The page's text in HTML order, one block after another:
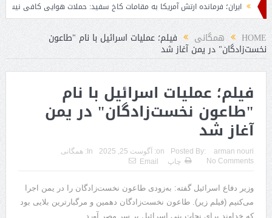
ایران؛ فرمانده ارتش آمریکا به مقامات کاخ سفید: حملات هوایی کافی نیست
HOME همگانی فیلم؛ عملیات اسرائیل با نام "طاعون
نخست‌زادگان" در یمن آغاز شد
فیلم؛ عملیات اسرائیل با نام
"طاعون نخست‌زادگان" در یمن
آغاز شد
Posted By: arman nouri
on: آگوست 25, 2025 In: همگانی
No Comments
چاپ Email
وزیر دفاع اسرائیل گفته: به‌زودی طاعون نخست‌زادگان را در یمن اجرا
می‌کنیم (فیلم زیر). طاعون نخست‌زادگان دهمین و مرگبارترین بلایی بود
که خداوند برای نجات بنی اسرائیل بر سر مصر آورد.